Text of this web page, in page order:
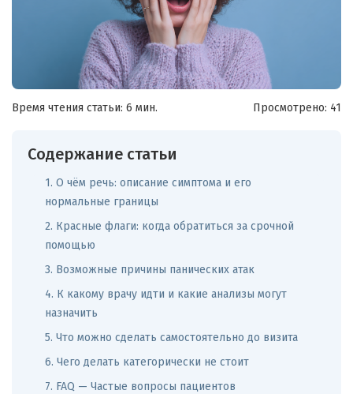
Время чтения статьи: 6 мин. Просмотрено: 41
Содержание статьи
1. О чём речь: описание симптома и его
нормальные границы
2. Красные флаги: когда обратиться за срочной
помощью
3. Возможные причины панических атак
4. К какому врачу идти и какие анализы могут
назначить
5. Что можно сделать самостоятельно до визита
6. Чего делать категорически не стоит
7. FAQ — Частые вопросы пациентов